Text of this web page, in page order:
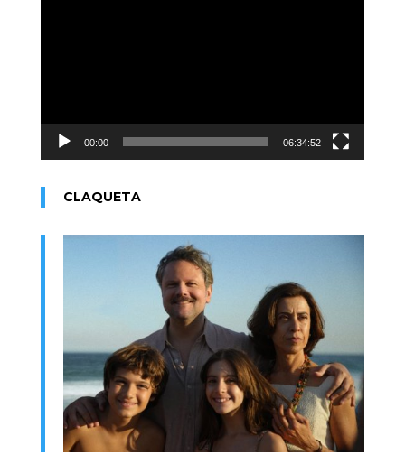
00:00 06:34:52
CLAQUETA